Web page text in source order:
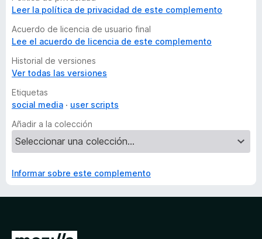
Leer la política de privacidad de este complemento
Acuerdo de licencia de usuario final
Lee el acuerdo de licencia de este complemento
Historial de versiones
Ver todas las versiones
Etiquetas
social media
user scripts
Añadir a la colección
Informar sobre este complemento